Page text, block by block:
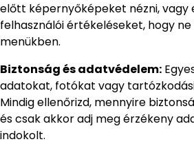
előtt képernyőképeket nézni, vagy
felhasználói értékeléseket, hogy
menükben.
Biztonság és adatvédelem:
adatokat, fotókat vagy
Mindig ellenőrizd, mennyire
és csak akkor adj meg érzékeny
indokolt.